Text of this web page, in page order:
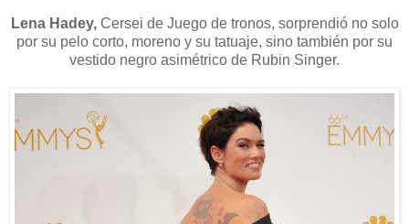
Lena Hadey, Cersei de Juego de tronos, sorprendió no solo
por su pelo corto, moreno y su tatuaje, sino también por su
vestido negro asimétrico de Rubin Singer.